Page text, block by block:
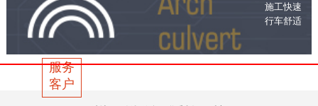
施工快速
行车舒适
服务
客户